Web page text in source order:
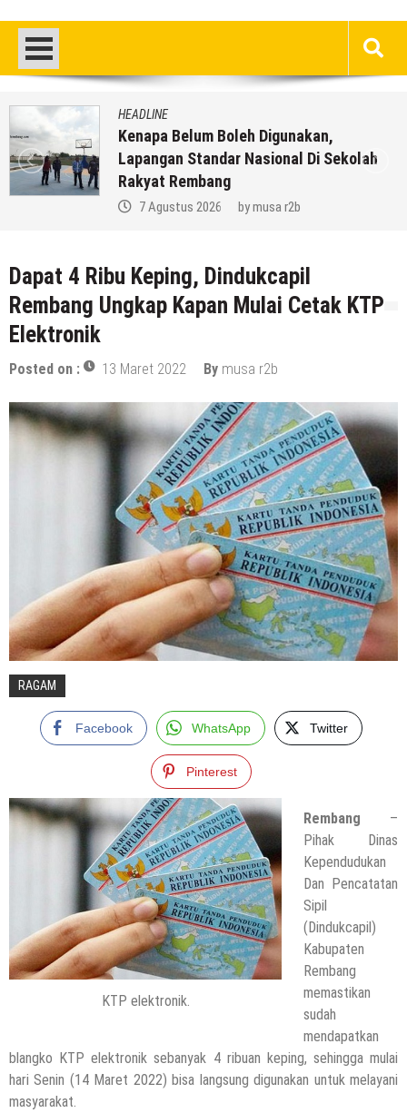
HEADLINE
Kenapa Belum Boleh Digunakan,
Lapangan Standar Nasional Di Sekolah
Rakyat Rembang
7 Agustus 2026 bymusa r2b
Dapat 4 Ribu Keping, Dindukcapil
Rembang Ungkap Kapan Mulai Cetak KTP
Elektronik
Posted on : 13 Maret 2022 By musa r2b
RAGAM
Facebook WhatsApp Twitter
Pinterest
KTP elektronik.
Rembang –
Pihak Dinas
Kependudukan
Dan Pencatatan
Sipil
(Dindukcapil)
Kabupaten
Rembang
memastikan
sudah
mendapatkan
blangko KTP elektronik sebanyak 4 ribuan keping, sehingga mulai
hari Senin (14 Maret 2022) bisa langsung digunakan untuk melayani
masyarakat.